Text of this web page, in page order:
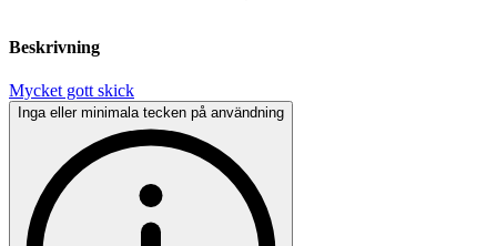
Beskrivning
Mycket gott skick
Inga eller minimala tecken på användning